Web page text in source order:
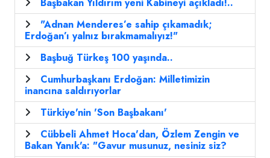
Başbakan Yıldırım yeni Kabineyi açıkladı!..
"Adnan Menderes’e sahip çıkamadık;
Erdoğan’ı yalnız bırakmamalıyız!"
Başbuğ Türkeş 100 yaşında..
Cumhurbaşkanı Erdoğan: Milletimizin
inancına saldırıyorlar
Türkiye'nin 'Son Başbakanı'
Cübbeli Ahmet Hoca'dan, Özlem Zengin ve
Bakan Yanık'a: "Gavur musunuz, nesiniz siz?